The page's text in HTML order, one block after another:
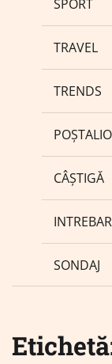
SPORT
TRAVEL
TRENDS
CÂȘTIGĂ
SONDAJ